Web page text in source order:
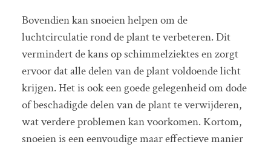
Bovendien kan snoeien helpen om de
luchtcirculatie rond de plant te verbeteren. Dit
vermindert de kans op schimmelziektes en zorgt
ervoor dat alle delen van de plant voldoende licht
krijgen. Het is ook een goede gelegenheid om dode
of beschadigde delen van de plant te verwijderen,
wat verdere problemen kan voorkomen. Kortom,
snoeien is een eenvoudige maar effectieve manier